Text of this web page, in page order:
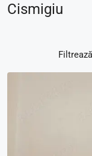
Cismigiu